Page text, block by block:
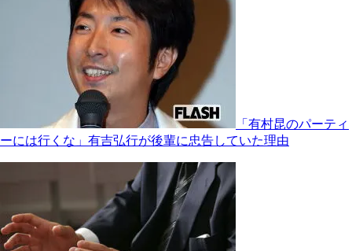
「有村昆のパーティ
ーには行くな」有吉弘行が後輩に忠告していた理由